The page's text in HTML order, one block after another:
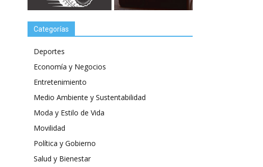
Categorías
Deportes
Economía y Negocios
Entretenimiento
Medio Ambiente y Sustentabilidad
Moda y Estilo de Vida
Movilidad
Política y Gobierno
Salud y Bienestar